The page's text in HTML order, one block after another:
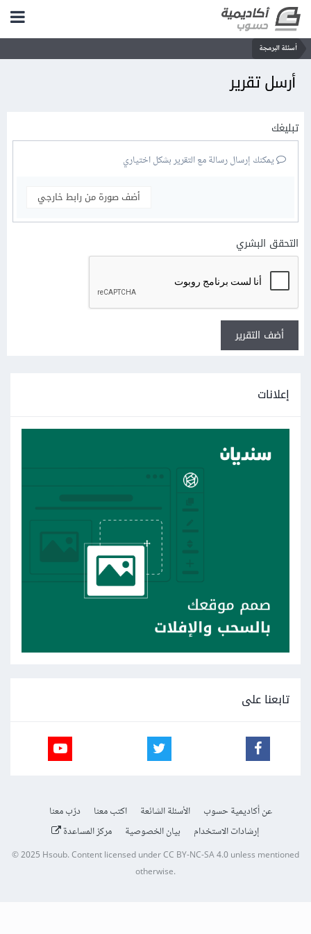
أسئلة البرمجة
أرسل تقرير
تبليغك
يمكنك إرسال رسالة مع التقرير بشكل اختياري
أضف صورة من رابط خارجي
التحقق البشري
أضف التقرير
إعلانات
تابعنا على
عن أكاديمية حسوب الأسئلة الشائعة اكتب معنا
درّب معنا
إرشادات الاستخدام
بيان الخصوصية مركز المساعدة
© 2025 Hsoub.Content licensed underCC BY-NC-SA 4.0unless mentioned
otherwise.